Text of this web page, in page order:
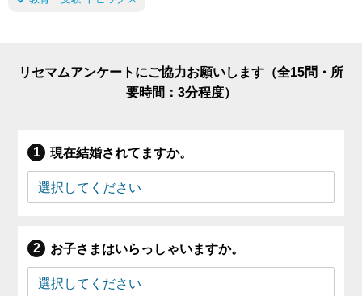
リセマムアンケートにご協力お願いします（全15問・所
要時間：3分程度）
現在結婚されてますか。
お子さまはいらっしゃいますか。